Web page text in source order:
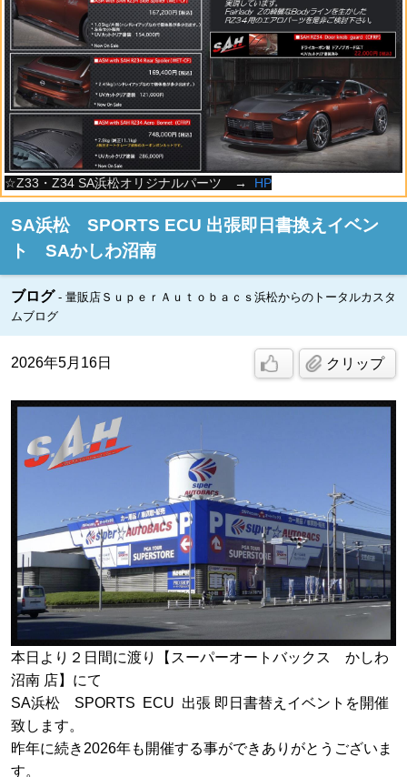
☆Z33・Z34 SA浜松オリジナルパーツ → HP
SA浜松 SPORTS ECU 出張即日書換えイベン
ト SAかしわ沼南
ブログ
量販店ＳｕｐｅｒＡｕｔｏｂａｃｓ浜松からのトータルカスタ
ムブログ
2026年5月16日 クリップ
本日より２日間に渡り【スーパーオートバックス かしわ
沼南 店】にて
SA浜松 SPORTS ECU 出張 即日書替えイベントを開催
致します。
昨年に続き2026年も開催する事ができありがとうございま
す。